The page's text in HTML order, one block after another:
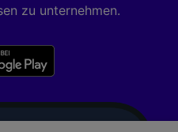
zu unternehmen.